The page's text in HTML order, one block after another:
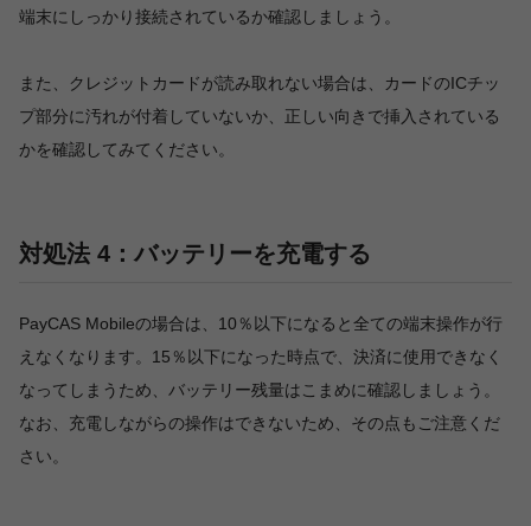
端末にしっかり接続されているか確認しましょう。
また、クレジットカードが読み取れない場合は、カードのICチッ
プ部分に汚れが付着していないか、正しい向きで挿入されている
かを確認してみてください。
対処法 4：バッテリーを充電する
PayCAS Mobileの場合は、10％以下になると全ての端末操作が行
えなくなります。15％以下になった時点で、決済に使用できなく
なってしまうため、バッテリー残量はこまめに確認しましょう。
なお、充電しながらの操作はできないため、その点もご注意くだ
さい。